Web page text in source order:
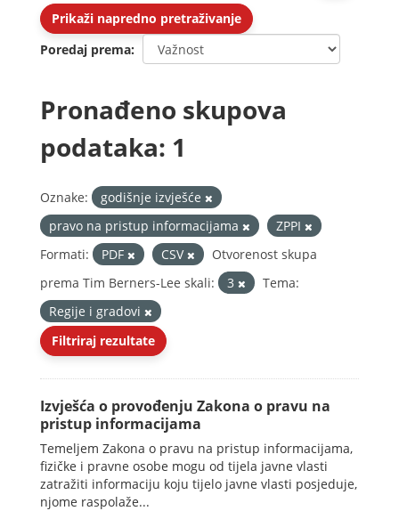
Prikaži napredno pretraživanje
Poredaj prema
Pronađeno skupova
podataka: 1
Oznake:
godišnje izvješće
pravo na pristup informacijama
ZPPI
Formati:
PDF CSV
Otvorenost skupa
prema Tim Berners-Lee skali:
3
Tema:
Regije i gradovi
Filtriraj rezultate
Izvješća o provođenju Zakona o pravu na
pristup informacijama
Temeljem Zakona o pravu na pristup informacijama,
fizičke i pravne osobe mogu od tijela javne vlasti
zatražiti informaciju koju tijelo javne vlasti posjeduje,
njome raspolaže...